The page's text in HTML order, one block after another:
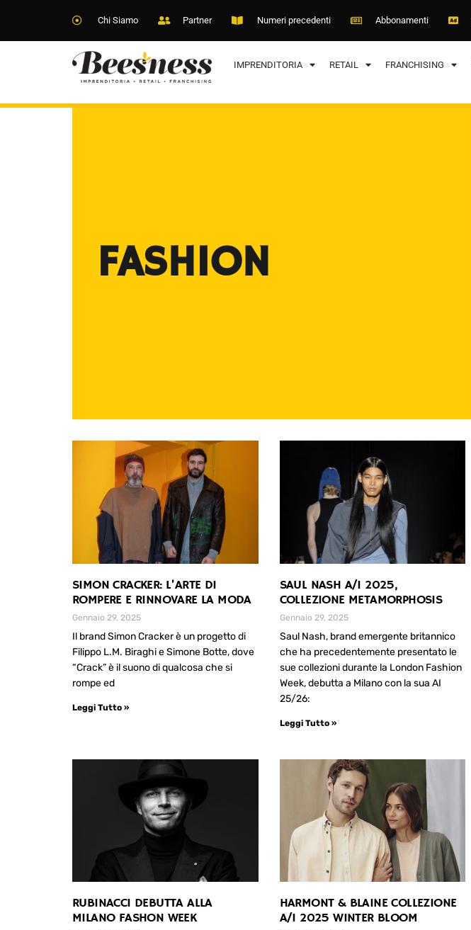
Chi Siamo Partner Numeri precedenti Abbonamenti
IMPRENDITORIA RETAIL FRANCHISING
FASHION
SIMON CRACKER: L’ARTE DI
ROMPERE E RINNOVARE LA MODA
Gennaio 29, 2025
Il brand Simon Cracker è un progetto di
Filippo L.M. Biraghi e Simone Botte, dove
“Crack” è il suono di qualcosa che si
rompe ed
Leggi Tutto »
SAUL NASH A/I 2025,
COLLEZIONE METAMORPHOSIS
Gennaio 29, 2025
Saul Nash, brand emergente britannico
che ha precedentemente presentato le
sue collezioni durante la London Fashion
Week, debutta a Milano con la sua AI
25/26:
Leggi Tutto »
RUBINACCI DEBUTTA ALLA
MILANO FASHON WEEK
HARMONT & BLAINE COLLEZIONE
A/I 2025 WINTER BLOOM